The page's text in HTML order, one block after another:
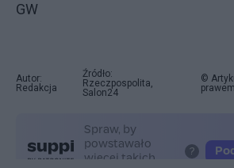
GW
Autor:
Redakcja
Źródło:
Rzeczpospolita,
Salon24
©